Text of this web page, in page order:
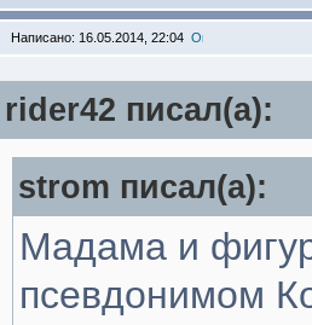
Написано: 16.05.2014, 22:04
rider42 писал(a):
strom писал(a):
Мадама и
псевдонимом